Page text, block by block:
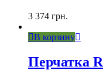
3 374 грн.
В корзину
Перчатка